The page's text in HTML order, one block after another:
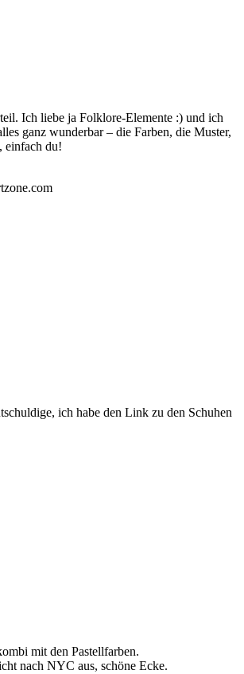
Ich liebe ja Folklore-Elemente :) und ich
ganz wunderbar – die Farben, die Muster,
einfach du!
ich habe den Link zu den Schuhen
mit den Pastellfarben.
nach NYC aus, schöne Ecke.